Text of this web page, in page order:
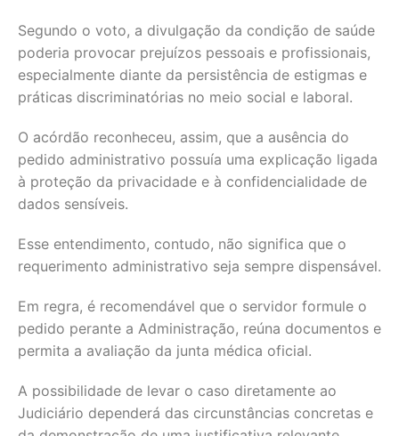
Segundo o voto, a divulgação da condição de saúde
poderia provocar prejuízos pessoais e profissionais,
especialmente diante da persistência de estigmas e
práticas discriminatórias no meio social e laboral.
O acórdão reconheceu, assim, que a ausência do
pedido administrativo possuía uma explicação ligada
à proteção da privacidade e à confidencialidade de
dados sensíveis.
Esse entendimento, contudo, não significa que o
requerimento administrativo seja sempre dispensável.
Em regra, é recomendável que o servidor formule o
pedido perante a Administração, reúna documentos e
permita a avaliação da junta médica oficial.
A possibilidade de levar o caso diretamente ao
Judiciário dependerá das circunstâncias concretas e